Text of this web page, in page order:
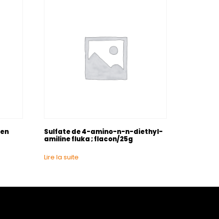
Sulfate de 4-amino-n-n-diethyl-
amiline fluka ; flacon/25g
Lire la suite